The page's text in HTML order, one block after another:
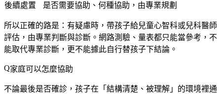
後續處置
是否需要協助、何種協助，由專業規劃
所以正確的路是：有疑慮時，帶孩子給兒童心智科或兒科醫師
評估，由專業判斷與診斷。網路測驗、量表都只能當參考，不
能取代專業診斷，更不能據此自行替孩子下結論。
家庭可以怎麼協助
不論最後是否確診，孩子在「結構清楚、被理解」的環境裡通